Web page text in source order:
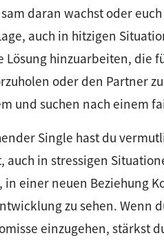
daran wachst oder
auch in hitzigen
Lösung hinzuarbeiten, die
oder den Partner
und suchen nach einem
Single hast du
auch in stressigen
in einer neuen Beziehung
zu sehen. Wenn
einzugehen, stärkst